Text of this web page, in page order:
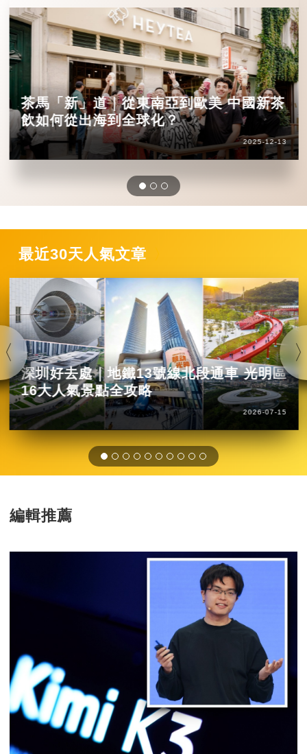
茶馬「新」道｜從東南亞到歐美 中國新茶
飲如何從出海到全球化？
2025-12-13
最近30天人氣文章
深圳好去處｜地鐵13號線北段通車 光明區
16大人氣景點全攻略
2026-07-15
編輯推薦